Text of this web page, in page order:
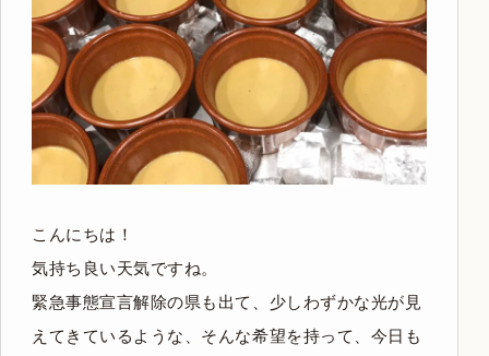
こんにちは！
気持ち良い天気ですね。
緊急事態宣言解除の県も出て、少しわずかな光が見
えてきているような、そんな希望を持って、今日も